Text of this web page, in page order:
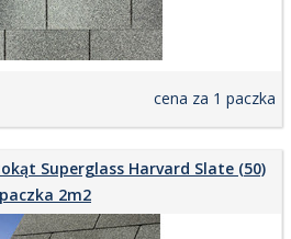
cena za 1 paczka
Superglass Harvard Slate (50)
paczka 2m2